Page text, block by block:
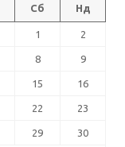
Сб Нд
1 2
8 9
15 16
22 23
29 30